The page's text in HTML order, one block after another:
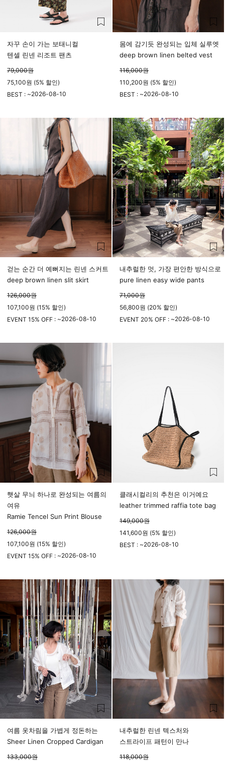
자꾸 손이 가는 보태니컬
텐셀 린넨 리조트 팬츠
79,000원
75,100원 (5% 할인)
BEST : ~2026-08-10
몸에 감기듯 완성되는 입체 실루엣
deep brown linen belted vest
116,000원
110,200원 (5% 할인)
BEST : ~2026-08-10
걷는 순간 더 예뻐지는 린넨 스커트
deep brown linen slit skirt
126,000원
107,100원 (15% 할인)
EVENT 15% OFF : ~2026-08-10
내추럴한 멋, 가장 편안한 방식으로
pure linen easy wide pants
71,000원
56,800원 (20% 할인)
EVENT 20% OFF : ~2026-08-10
햇살 무늬 하나로 완성되는 여름의
여유
Ramie Tencel Sun Print Blouse
126,000원
107,100원 (15% 할인)
EVENT 15% OFF : ~2026-08-10
클래시컬리의 추천은 이거예요
leather trimmed raffia tote bag
149,000원
141,600원 (5% 할인)
BEST : ~2026-08-10
여름 옷차림을 가볍게 정돈하는
Sheer Linen Cropped Cardigan
133,000원
내추럴한 린넨 텍스처와
스트라이프 패턴이 만나
118,000원